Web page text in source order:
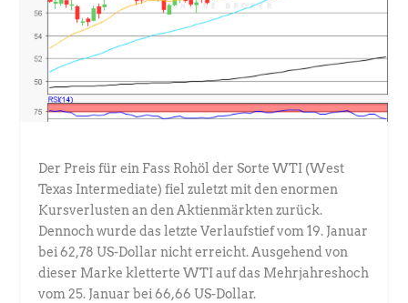
Der Preis für ein Fass Rohöl der Sorte WTI (West
Texas Intermediate) fiel zuletzt mit den enormen
Kursverlusten an den Aktienmärkten zurück.
Dennoch wurde das letzte Verlaufstief vom 19. Januar
bei 62,78 US-Dollar nicht erreicht. Ausgehend von
dieser Marke kletterte WTI auf das Mehrjahreshoch
vom 25. Januar bei 66,66 US-Dollar.